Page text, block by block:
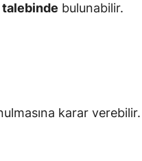
bulunabilir.
karar verebilir.